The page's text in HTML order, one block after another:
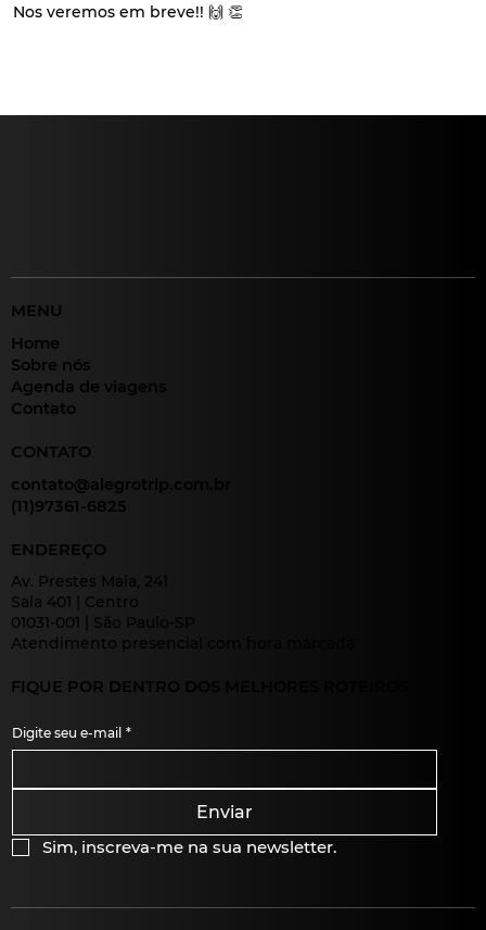
Nos veremos em breve!! 🙌 👏
MENU
Home
Sobre nós
Agenda de viagens
Contato
CONTATO
contato@alegrotrip.com.br
(11)97361-6825
ENDEREÇO
Av. Prestes Maia, 241
Sala 401 | Centro
01031-001 | São Paulo-SP
Atendimento presencial com hora marcada
FIQUE POR DENTRO DOS MELHORES ROTEIROS
Digite seu e-mail *
Enviar
Sim, inscreva-me na sua newsletter.